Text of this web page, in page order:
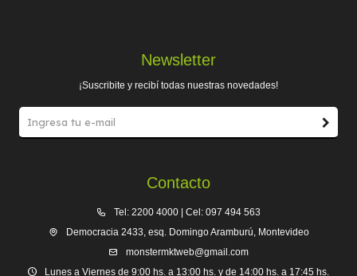
Contacto
Tel: 2200 4000 | Cel: 097 494 563
Democracia 2433, esq. Domingo Aramburú, Montevideo
monstermktweb@gmail.com
Lunes a Viernes de 9:00 hs. a 13:00 hs. y de 14:00 hs. a 17:45 hs.
Newsletter
¡Suscribite y recibí todas nuestras novedades!